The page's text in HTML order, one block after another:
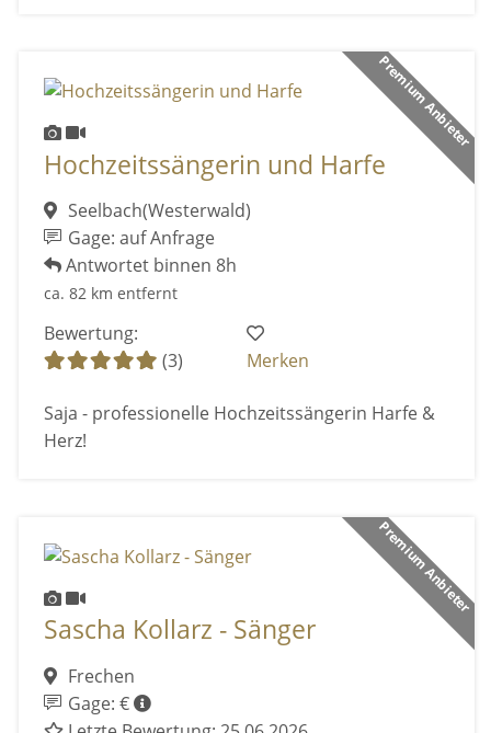
Premium Anbieter
Hochzeitssängerin und Harfe
Seelbach(Westerwald)
Gage: auf Anfrage
Antwortet binnen 8h
ca. 82 km entfernt
Bewertung:
(3)
Merken
Saja - professionelle Hochzeitssängerin Harfe &
Herz!
Premium Anbieter
Sascha Kollarz - Sänger
Frechen
Gage: €